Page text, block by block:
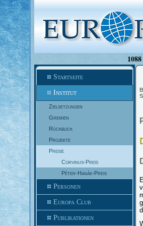
Startseite
Institut
Zielsetzungen
Gremien
Rückblick
Projekte
Preise
Corvinus-Preis
Péter-Hanák-Preis
Personen
Europa Club
Publikationen